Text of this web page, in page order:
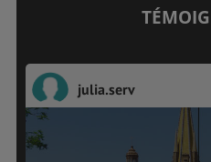
julia.serv